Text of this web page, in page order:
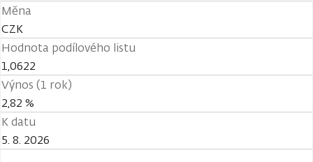
Měna
CZK
Hodnota podílového listu
1,0622
Výnos (1 rok)
2,82 %
K datu
5. 8. 2026